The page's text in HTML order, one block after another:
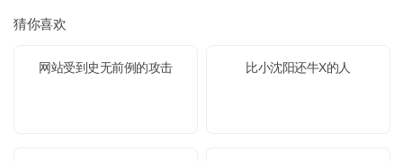
猜你喜欢
网站受到史无前例的攻击 比小沈阳还牛X的人